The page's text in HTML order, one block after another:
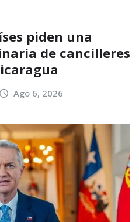
piden una
de cancilleres
Ago 6, 2026